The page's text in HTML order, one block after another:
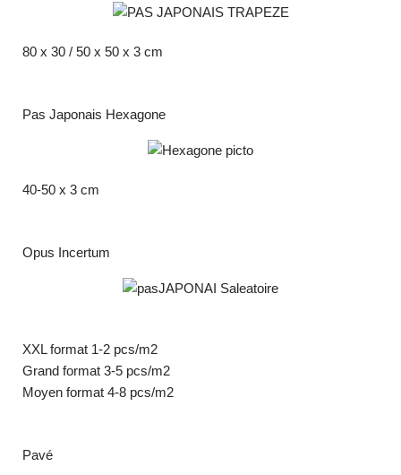
80 x 30 / 50 x 50 x 3 cm
Pas Japonais Hexagone
40-50 x 3 cm
Opus Incertum
XXL format 1-2 pcs/m2
Grand format 3-5 pcs/m2
Moyen format 4-8 pcs/m2
Pavé